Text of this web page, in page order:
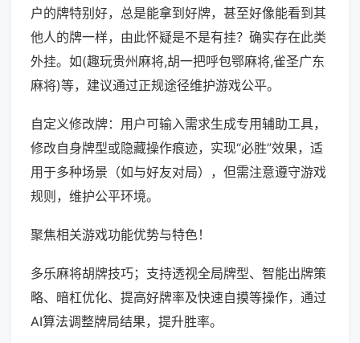
户的牌特别好，总是能拿到好牌，甚至好像能看到其
他人的牌一样，由此怀疑是不是有挂？确实存在此类
外挂。如(趣玩贵州麻将,胡一把呼包鄂麻将,雀圣广东
麻将)等，建议通过正规途径维护游戏公平。
自定义修改牌：用户可输入需求生成专用辅助工具，
修改自身牌型或隐藏操作痕迹，实现“必胜”效果，适
用于多种场景（如与好友对局），但需注意遵守游戏
规则，维护公平环境。
聚焦相关游戏功能优势与特色！
多乐麻将胡牌技巧；支持透视全局牌型、智能出牌策
略、暗杠优化、提高好牌率及快速自摸等操作，通过
AI算法调整牌局结果，提升胜率。